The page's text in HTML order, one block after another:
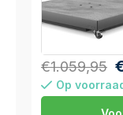
€1.059,95
Op